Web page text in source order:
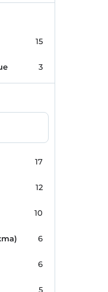
15
3
17
12
10
6
6
5